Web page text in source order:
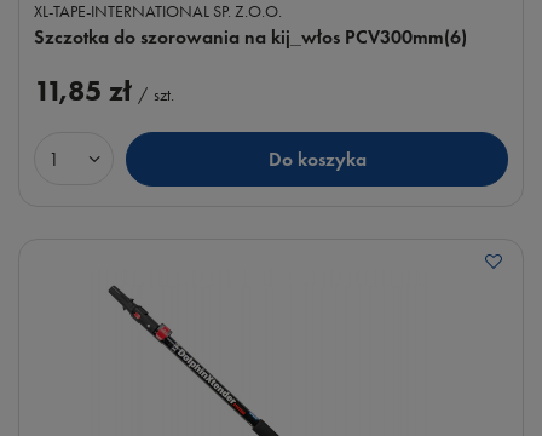
XL-TAPE-INTERNATIONAL SP. Z.O.O.
Szczotka do szorowania na kij_włos PCV300mm(6)
11,85 zł / szt.
Ilość produktów Do koszyka